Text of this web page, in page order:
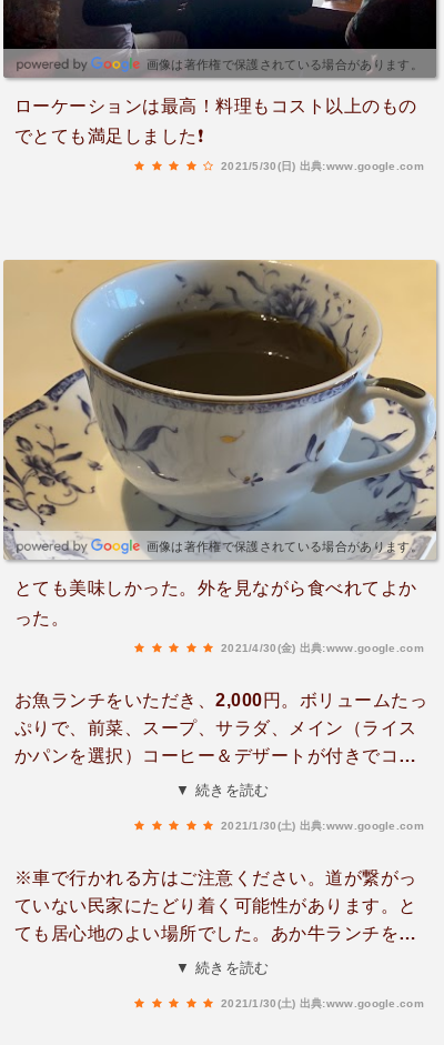
画像は著作権で保護されている場合があります。
ローケーションは最高！料理もコスト以上のもの
でとても満足しました❗
2021/5/30(日) 出典:www.google.com
画像は著作権で保護されている場合があります。
とても美味しかった。外を見ながら食べれてよか
った。
2021/4/30(金) 出典:www.google.com
お魚ランチをいただき、2,000円。ボリュームたっ
ぷりで、前菜、スープ、サラダ、メイン（ライス
かパンを選択）コーヒー＆デザートが付きでコス
パはとても良かったです。オーナーのご夫婦もと
▼ 続きを読む
2021/1/30(土) 出典:www.google.com
※車で行かれる方はご注意ください。道が繋がっ
ていない民家にたどり着く可能性があります。と
ても居心地のよい場所でした。あか牛ランチをい
ただき、あたたかい暖炉の中ですてきなお人柄の
▼ 続きを読む
2021/1/30(土) 出典:www.google.com